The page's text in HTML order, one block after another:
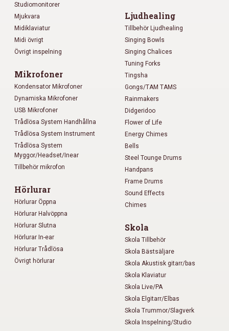
Studiomonitorer
Mjukvara
Midiklaviatur
Midi övrigt
Övrigt inspelning
Mikrofoner
Kondensator Mikrofoner
Dynamiska Mikrofoner
USB Mikrofoner
Trådlösa System Handhållna
Trådlösa System Instrument
Trådlösa System
Myggor/Headset/Inear
Tillbehör mikrofon
Hörlurar
Hörlurar Öppna
Hörlurar Halvöppna
Hörlurar Slutna
Hörlurar In-ear
Hörlurar Trådlösa
Övrigt hörlurar
Ljudhealing
Tillbehör Ljudhealing
Singing Bowls
Singing Chalices
Tuning Forks
Tingsha
Gongs/TAM TAMS
Rainmakers
Didgeridoo
Flower of Life
Energy Chimes
Bells
Steel Tounge Drums
Handpans
Frame Drums
Sound Effects
Chimes
Skola
Skola Tillbehör
Skola Bästsäljare
Skola Akustisk gitarr/bas
Skola Klaviatur
Skola Live/PA
Skola Elgitarr/Elbas
Skola Trummor/Slagverk
Skola Inspelning/Studio